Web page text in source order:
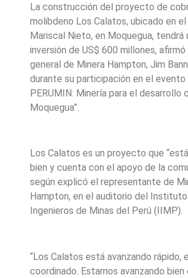
La construcción del proyecto de
molibdeno Los Calatos, ubicado en
Mariscal Nieto, en Moquegua, tendrá
inversión de US$ 600 millones,
general de Minera Hampton, Jim
durante su participación en el evento
PERUMIN: Minería para el desarrollo
Moquegua”.
Los Calatos es un proyecto que
bien y cuenta con el apoyo de la
según explicó el representante de
Hampton, en el auditorio del
Ingenieros de Minas del Perú (IIMP).
“Los Calatos está avanzando rápido,
coordinado. Estamos avanzando bien